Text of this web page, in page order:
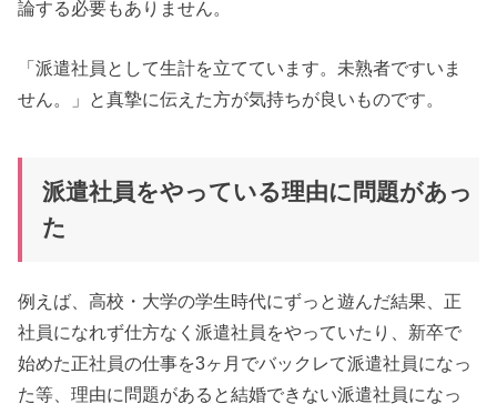
論する必要もありません。
「派遣社員として生計を立てています。未熟者ですいま
せん。」と真摯に伝えた方が気持ちが良いものです。
派遣社員をやっている理由に問題があっ
た
例えば、高校・大学の学生時代にずっと遊んだ結果、正
社員になれず仕方なく派遣社員をやっていたり、新卒で
始めた正社員の仕事を3ヶ月でバックレて派遣社員になっ
た等、理由に問題があると結婚できない派遣社員になっ